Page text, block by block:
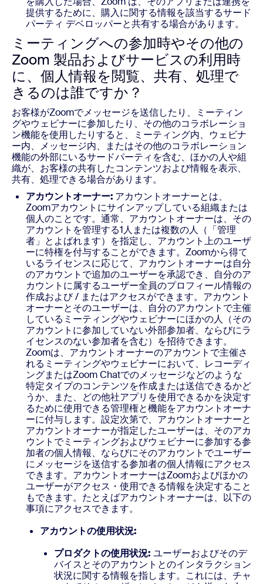
提供するために、購入に関する情報を該当するサード
パーティ デベロッパーと共有する場合があります。
ミーティングへの参加時やその他の
Zoom 製品およびサービスの利用時
に、個人情報を閲覧、共有、処理で
きるのは誰ですか？
お客様がZoomでメッセージを送信したり、ミーティン
グやウェビナーに参加したり、その他のコラボレーショ
ン機能を使用したりすると、ミーティング内、ウェビナ
ー内、メッセージ内、またはその他のコラボレーション
機能の外部にいるサードパーティを含む、ほかの人や組
織が、お客様の共有したコンテンツおよび情報を表示、
共有、処理できる場合があります。
アカウントオーナー: アカウントオーナーとは、
Zoomアカウントにサインアップしている組織または
個人のことです。通常、アカウントオーナーは、その
アカウントを管理する1人または複数の人（「管理
者」とよばれます）を指定し、アカウント上のユーザ
ーに特権を付与することができます。Zoomから得て
いるライセンスに応じて、アカウントオーナーは自分
のアカウントで追加のユーザーを承認でき、自分のア
カウントに属するユーザー全員のプロフィール情報の
作成および / またはアクセスができます。アカウント
オーナーとそのユーザーは、自分のアカウントで主催
しているミーティングやウェビナーにほかの人（その
アカウントに参加していない外部参加者、ならびにラ
イセンスのない参加者を含む）を招待できます。
Zoomは、アカウントオーナーのアカウントで主催さ
れるミーティングやウェビナーにおいて、レコーディ
ングまたはZoom Chatでのメッセージなどのような
特定タイプのコンテンツを作成または送信できるかど
うか、また、どの他社アプリを使用できるかを決定す
るために使用できる管理権と機能をアカウントオーナ
ーに付与します。設定次第で、アカウントオーナーと
アカウントオーナーが指定したユーザーは、そのアカ
ウントでミーティングおよびウェビナーに参加する参
加者の個人情報、ならびにそのアカウントでユーザー
にメッセージを送信する参加者の個人情報にアクセス
できます。アカウントオーナーはZoomおよびほかの
ユーザーがアクセス・使用できる情報を決定すること
もできます。たとえばアカウントオーナーは、以下の
事項にアクセスできます。
アカウントの使用状況:
プロダクトの使用状況: ユーザーおよびそのデ
バイスとそのアカウントとのインタラクション
状況に関する情報を指します。これには、チャ